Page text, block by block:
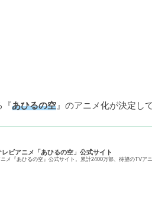
『あひるの空 』のアニメ化が決定し
レビアニメ「あひるの空」公式サイト
ニメ『あひるの空』公式サイト。累計2400万部、待望のTVア